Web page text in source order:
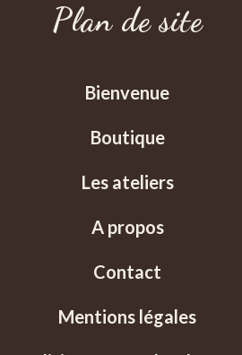
Plan de site
Bienvenue
Boutique
Les ateliers
A propos
Contact
Mentions légales